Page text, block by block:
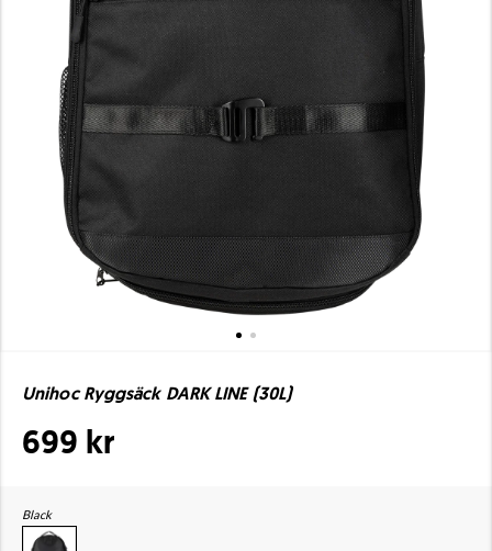
Unihoc Ryggsäck DARK LINE (30L)
699 kr
Black